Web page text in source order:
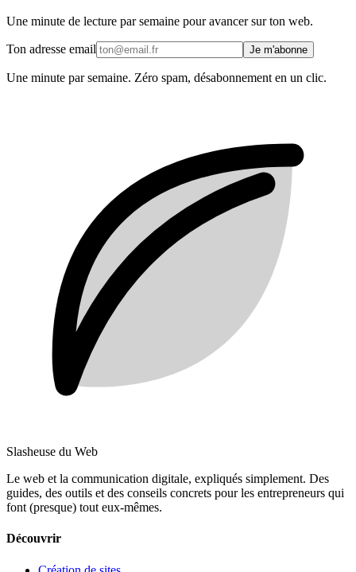
Une minute de lecture par semaine pour avancer sur ton web.
Ton adresse email Je m'abonne
Une minute par semaine. Zéro spam, désabonnement en un clic.
Slasheuse du Web
Le web et la communication digitale, expliqués simplement. Des
guides, des outils et des conseils concrets pour les entrepreneurs qui
font (presque) tout eux-mêmes.
Découvrir